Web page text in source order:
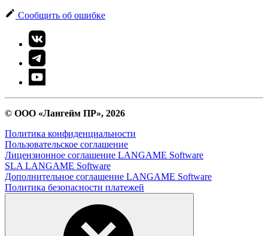
Сообщить об ошибке
© ООО «Лангейм ПР», 2026
Политика конфиденциальности
Пользовательское соглашение
Лицензионное соглашение LANGAME Software
SLA LANGAME Software
Дополнительное соглашение LANGAME Software
Политика безопасности платежей